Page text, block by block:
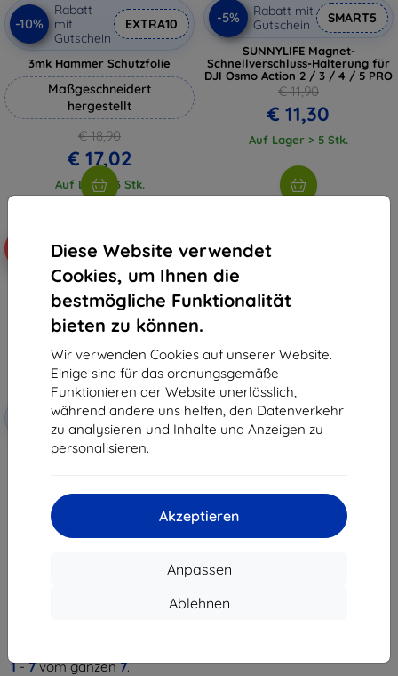
Diese Website verwendet
Cookies, um Ihnen die
bestmögliche Funktionalität
bieten zu können.
Wir verwenden Cookies auf unserer Website.
Einige sind für das ordnungsgemäße
Funktionieren der Website unerlässlich,
während andere uns helfen, den Datenverkehr
zu analysieren und Inhalte und Anzeigen zu
personalisieren.
Akzeptieren
Anpassen
Ablehnen
-10%
Rabatt
mit
Gutschein
EXTRA10
3mk Hammer Schutzfolie
Maßgeschneidert
hergestellt
€ 18,90
€ 17,02
Auf Lager 3 Stk.
-5%
Rabatt mit
Gutschein
SMART5
SUNNYLIFE Magnet-
Schnellverschluss-Halterung für
DJI Osmo Action 2 / 3 / 4 / 5 PRO
€ 11,90
€ 11,30
Auf Lager > 5 Stk.
Rabatt mit
Gutschein
SMART5
Sunnylife Cold Press Adapter
€ 14,16
Auf Lager > 5 Stk.
1-7vom ganzen7.